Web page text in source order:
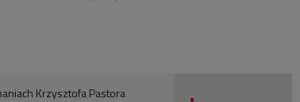
Krzysztofa Pastora